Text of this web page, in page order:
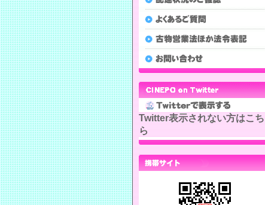
Twitter表示されない方はこち
ら